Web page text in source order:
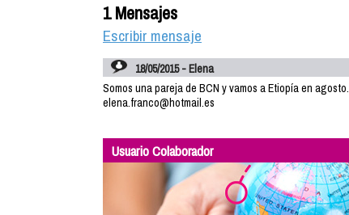
1 Mensajes
Escribir mensaje
18/05/2015 - Elena
Somos una pareja de BCN y vamos a Etiopía en agosto.
elena.franco@hotmail.es
Usuario Colaborador